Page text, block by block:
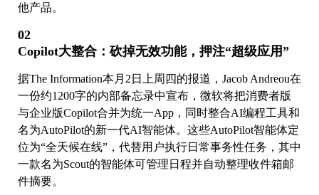
他产品。
02
Copilot大整合：砍掉无效功能，押注“超级应用”
据The Information本月2日上周四的报道，Jacob Andreou在
一份约1200字的内部备忘录中宣布，微软将把消费者版
与企业版Copilot合并为统一App，同时整合AI编程工具和
名为AutoPilot的新一代AI智能体。这些AutoPilot智能体定
位为“全天候在线”，代替用户执行日常事务性任务，其中
一款名为Scout的智能体可管理日程并自动整理收件箱邮
件摘要。